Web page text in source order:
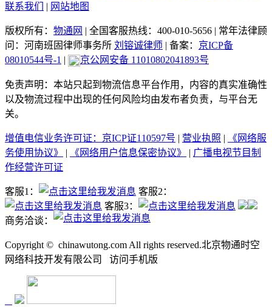
联系我们
| 网站地图
版权所有： 物通网 | 全国客服热线：400-010-5656 | 常年法律顾
问：河南班固律师事务所 刘镕诚律师 | 备案： 京ICP备
08010544号-1 | 京公网安备 11010802041893号
免责声明：本站只起到物流信息平台作用，内容的真实准确性
以及物流过程中出现的任何风险均由发布者负责，与平台无
关。
增值电信业务许可证：京ICP证110597号 | 营业执照 |
《网络服
务使用协议》
| 《网络用户信息保密协议》 | 广播电视节目制
作经营许可证
客服1：
客服2：
客服3：
商务洽谈：
Copyright © chinawutong.com All rights reserved.北京物通时空
网络科技开发有限公司
访问手机版